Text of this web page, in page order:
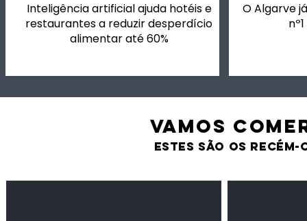
Inteligência artificial ajuda hotéis e
restaurantes a reduzir desperdício
alimentar até 60%
O Algarve
VAMOS
estes são os recém-